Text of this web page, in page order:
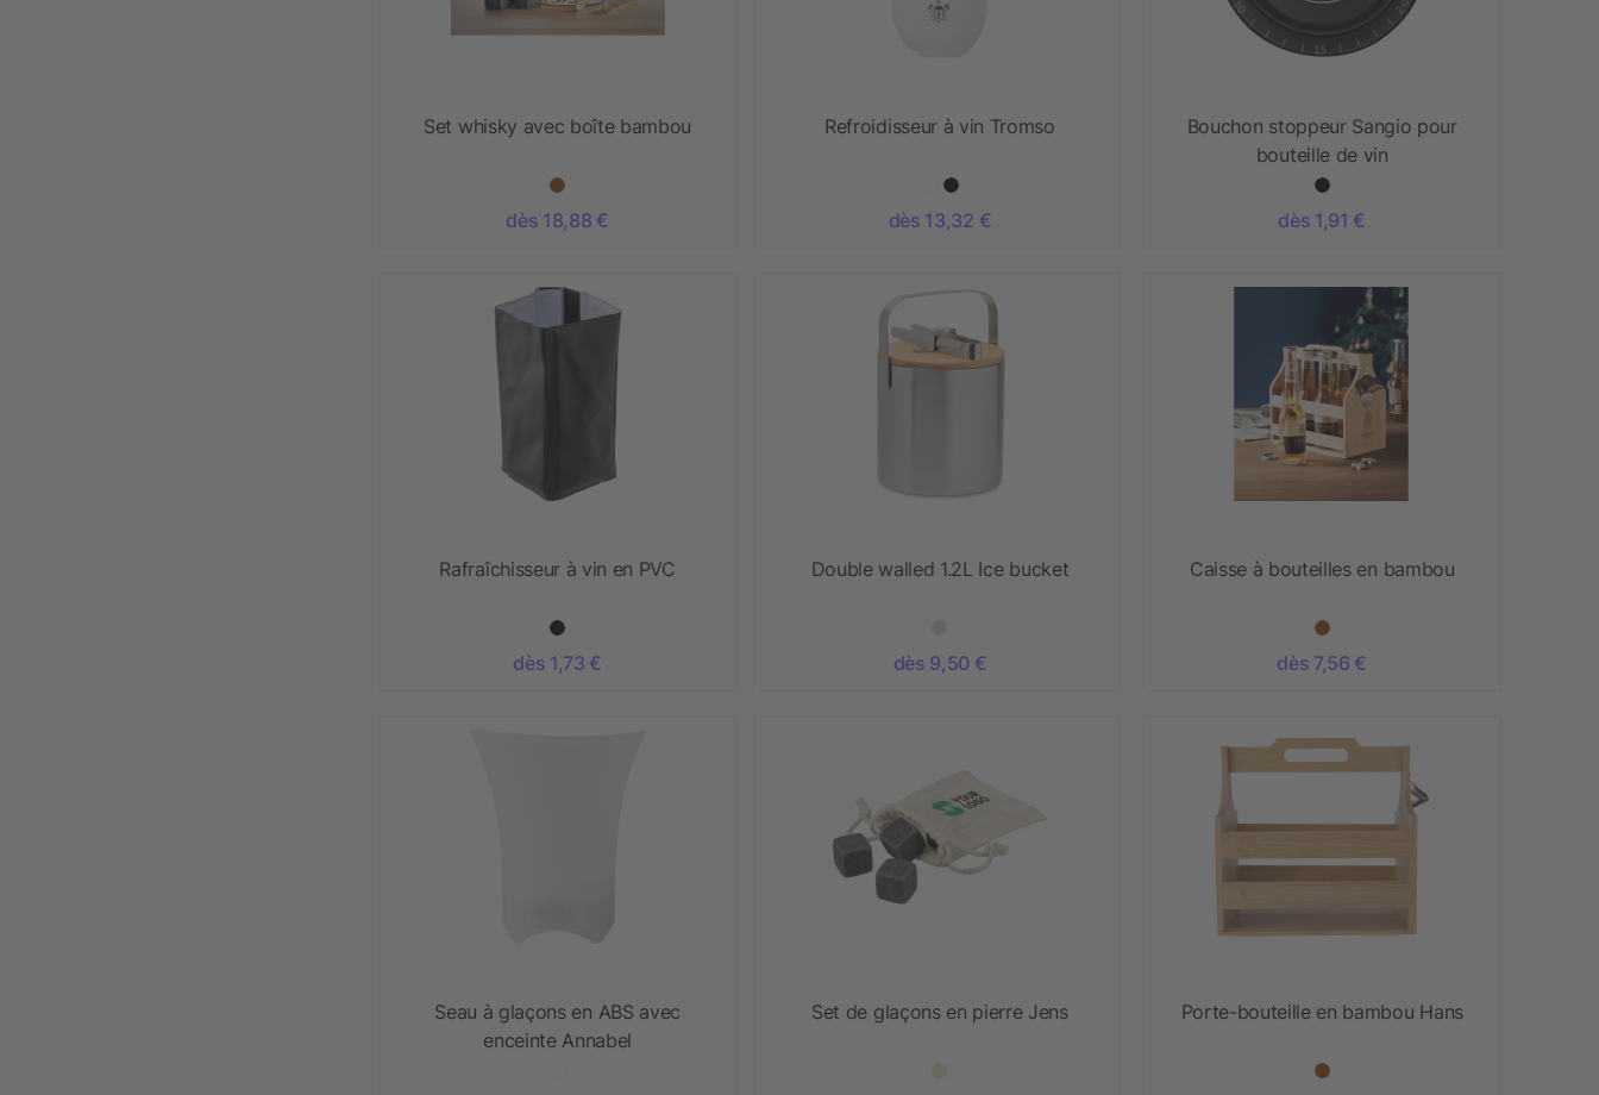
Set whisky avec boîte bambou
dès 18,88 €
Refroidisseur à vin Tromso
dès 13,32 €
Bouchon stoppeur Sangio pour
bouteille de vin
dès 1,91 €
Rafraîchisseur à vin en PVC
dès 1,73 €
Double walled 1.2L Ice bucket
dès 9,50 €
Caisse à bouteilles en bambou
dès 7,56 €
Seau à glaçons en ABS avec
enceinte Annabel
Set de glaçons en pierre Jens Porte-bouteille en bambou Hans